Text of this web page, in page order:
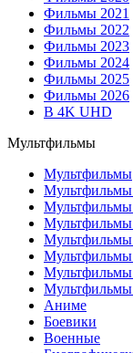
Фильмы 2021
Фильмы 2022
Фильмы 2023
Фильмы 2024
Фильмы 2025
Фильмы 2026
В 4K UHD
Мультфильмы
Мультфильмы
Мультфильмы
Мультфильмы
Мультфильмы
Мультфильмы
Мультфильмы
Мультфильмы
Мультфильмы
Аниме
Боевики
Военные